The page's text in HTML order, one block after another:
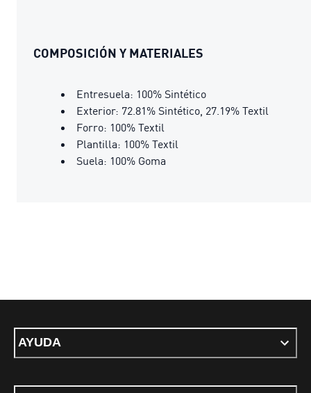
COMPOSICIÓN Y MATERIALES
Entresuela: 100% Sintético
Exterior: 72.81% Sintético, 27.19% Textil
Forro: 100% Textil
Plantilla: 100% Textil
Suela: 100% Goma
AYUDA